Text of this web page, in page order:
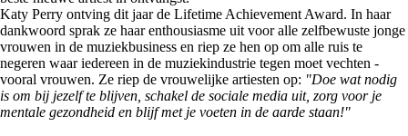
Katy Perry ontving dit jaar de Lifetime Achievement Award. In haar
dankwoord sprak ze haar enthousiasme uit voor alle zelfbewuste jonge
vrouwen in de muziekbusiness en riep ze hen op om alle ruis te
negeren waar iedereen in de muziekindustrie tegen moet vechten -
vooral vrouwen. Ze riep de vrouwelijke artiesten op: "Doe wat nodig
is om bij jezelf te blijven, schakel de sociale media uit, zorg voor je
mentale gezondheid en blijf met je voeten in de aarde staan!"